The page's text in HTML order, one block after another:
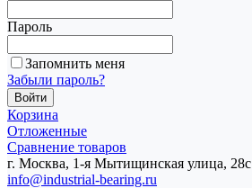
Пароль
Запомнить меня
Забыли пароль?
Корзина
Отложенные
Сравнение товаров
г. Москва, 1-я Мытищинская улица, 28с
info@industrial-bearing.ru